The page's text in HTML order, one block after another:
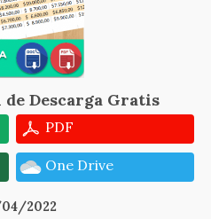
Descarga Gratis
PDF
One Drive
2022